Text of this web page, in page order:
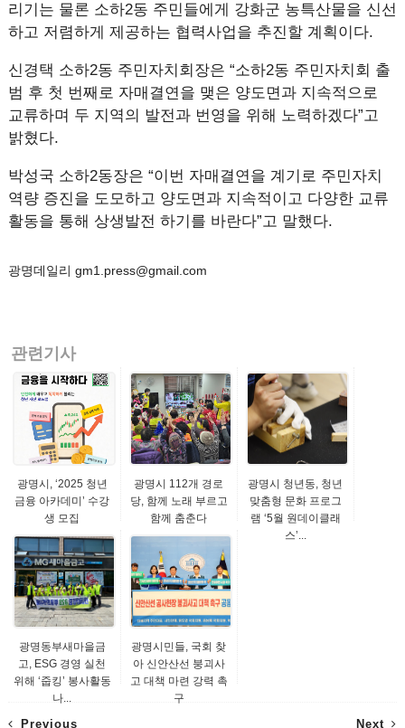
리기는 물론 소하2동 주민들에게 강화군 농특산물을 신선
하고 저렴하게 제공하는 협력사업을 추진할 계획이다.
신경택 소하2동 주민자치회장은 “소하2동 주민자치회 출
범 후 첫 번째로 자매결연을 맺은 양도면과 지속적으로
교류하며 두 지역의 발전과 번영을 위해 노력하겠다”고
밝혔다.
박성국 소하2동장은 “이번 자매결연을 계기로 주민자치
역량 증진을 도모하고 양도면과 지속적이고 다양한 교류
활동을 통해 상생발전 하기를 바란다”고 말했다.
광명데일리 gm1.press@gmail.com
관련기사
광명시, ‘2025 청년
금융 아카데미’ 수강
생 모집
광명시 112개 경로
당, 함께 노래 부르고
함께 춤춘다
광명시 청년동, 청년
맞춤형 문화 프로그
램 ‘5월 원데이클래
스’...
광명동부새마을금
고, ESG 경영 실천
위해 ‘줍킹’ 봉사활동
나...
광명시민들, 국회 찾
아 신안산선 붕괴사
고 대책 마련 강력 촉
구
Next
Previous